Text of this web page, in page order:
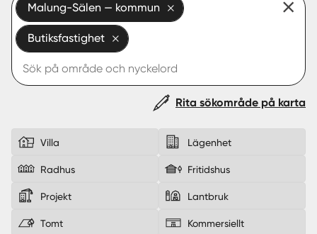
Start
Logga in
Malung-Sälen — kommun
Butiksfastighet
Rita sökområde på karta
Villa Lägenhet
Radhus Fritidshus
Projekt Lantbruk
Tomt Kommersiellt